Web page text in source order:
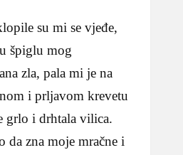
su mi se vjeđe,
špiglu mog
zla, pala mi je na
i prljavom krevetu
grlo i drhtala vilica.
zna moje mračne i